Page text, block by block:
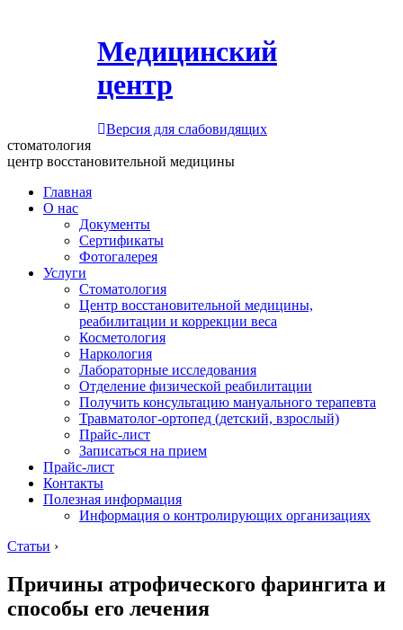
Медицинский
центр
Версия для слабовидящих
стоматология
центр восстановительной медицины
Главная
О нас
Документы
Сертификаты
Фотогалерея
Услуги
Стоматология
Центр восстановительной медицины,
реабилитации и коррекции веса
Косметология
Наркология
Лабораторные исследования
Отделение физической реабилитации
Получить консультацию мануального терапевта
Травматолог-ортопед (детский, взрослый)
Прайс-лист
Записаться на прием
Прайс-лист
Контакты
Полезная информация
Информация о контролирующих организациях
Статьи ›
Причины атрофического фарингита и
способы его лечения